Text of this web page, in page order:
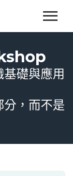
礎與應用
，而不是